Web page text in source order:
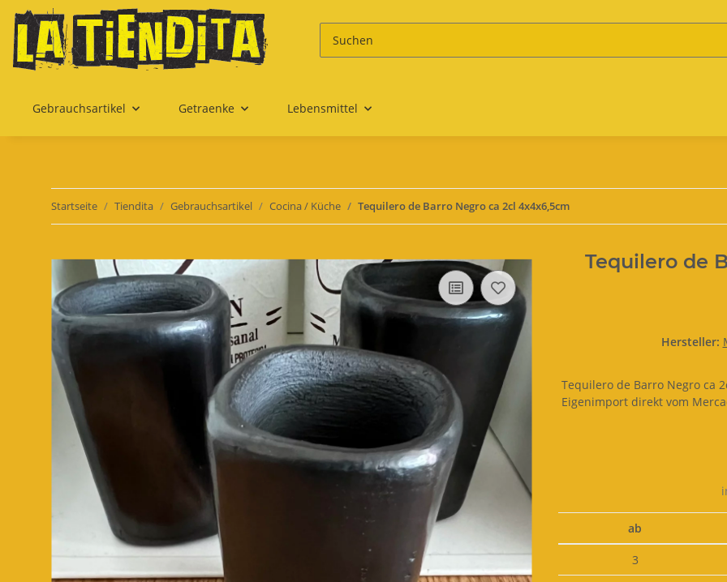
Gebrauchsartikel Getraenke Lebensmittel
Startseite Tiendita Gebrauchsartikel Cocina / Küche Tequilero de Barro Negro ca 2cl 4x4x6,5cm
Tequilero de
Hersteller:
Tequilero de Barro Negro ca
Eigenimport direkt vom
ab
3